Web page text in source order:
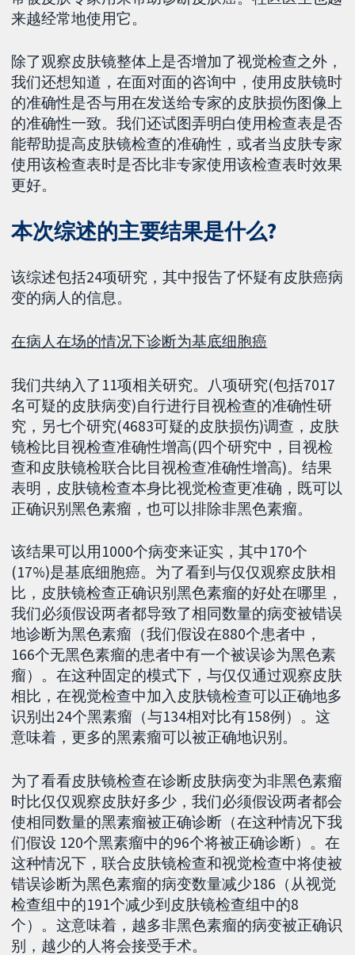
来越经常地使用它。
除了观察皮肤镜整体上是否增加了视觉检查之外，
我们还想知道，在面对面的咨询中，使用皮肤镜时
的准确性是否与用在发送给专家的皮肤损伤图像上
的准确性一致。我们还试图弄明白使用检查表是否
能帮助提高皮肤镜检查的准确性，或者当皮肤专家
使用该检查表时是否比非专家使用该检查表时效果
更好。
本次综述的主要结果是什么?
该综述包括24项研究，其中报告了怀疑有皮肤癌病
变的病人的信息。
在病人在场的情况下诊断为基底细胞癌
我们共纳入了11项相关研究。八项研究(包括7017
名可疑的皮肤病变)自行进行目视检查的准确性研
究，另七个研究(4683可疑的皮肤损伤)调查，皮肤
镜检比目视检查准确性增高(四个研究中，目视检
查和皮肤镜检联合比目视检查准确性增高)。结果
表明，皮肤镜检查本身比视觉检查更准确，既可以
正确识别黑色素瘤，也可以排除非黑色素瘤。
该结果可以用1000个病变来证实，其中170个
(17%)是基底细胞癌。为了看到与仅仅观察皮肤相
比，皮肤镜检查正确识别黑色素瘤的好处在哪里，
我们必须假设两者都导致了相同数量的病变被错误
地诊断为黑色素瘤（我们假设在880个患者中，
166个无黑色素瘤的患者中有一个被误诊为黑色素
瘤）。在这种固定的模式下，与仅仅通过观察皮肤
相比，在视觉检查中加入皮肤镜检查可以正确地多
识别出24个黑素瘤（与134相对比有158例）。这
意味着，更多的黑素瘤可以被正确地识别。
为了看看皮肤镜检查在诊断皮肤病变为非黑色素瘤
时比仅仅观察皮肤好多少，我们必须假设两者都会
使相同数量的黑素瘤被正确诊断（在这种情况下我
们假设 120个黑素瘤中的96个将被正确诊断）。在
这种情况下，联合皮肤镜检查和视觉检查中将使被
错误诊断为黑色素瘤的病变数量减少186（从视觉
检查组中的191个减少到皮肤镜检查组中的8
个）。这意味着，越多非黑色素瘤的病变被正确识
别，越少的人将会接受手术。